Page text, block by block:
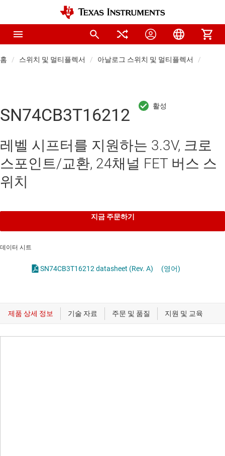
홈 스위치 및 멀티플렉서 아날로그 스위치 및 멀티플렉서
SN74CB3T16212
레벨 시프터를 지원하는 3.3V, 크로
스포인트/교환, 24채널 FET 버스 스
위치
지금 주문하기
데이터 시트
SN74CB3T16212 datasheet (Rev. A) (영어)